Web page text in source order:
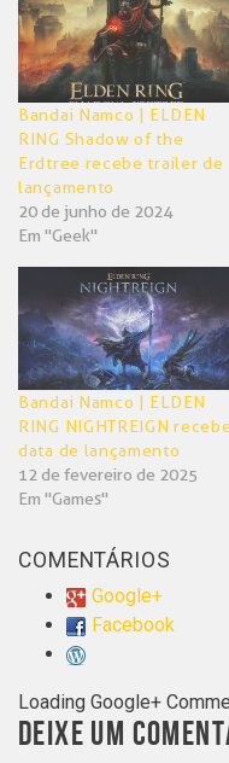
janela) janela)
Bandai Namco | ELDEN
RING Shadow of the
Erdtree recebe trailer de
lançamento
20 de junho de 2024
Em "Geek"
Bandai Namco | ELDEN
RING NIGHTREIGN
data de lançamento
12 de fevereiro de 2025
Em "Games"
COMENTÁRIOS
Google+
Facebook
Loading Google+
DEIXE UM